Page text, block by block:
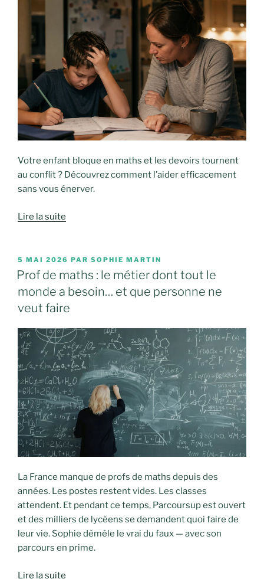
Votre enfant bloque en maths et les devoirs tournent
au conflit ? Découvrez comment l’aider efficacement
sans vous énerver.
Lire la suite
PUBLIÉ
LE
5 MAI 2026 PAR SOPHIE MARTIN
Prof de maths : le métier dont tout le
monde a besoin… et que personne ne
veut faire
La France manque de profs de maths depuis des
années. Les postes restent vides. Les classes
attendent. Et pendant ce temps, Parcoursup est ouvert
et des milliers de lycéens se demandent quoi faire de
leur vie. Sophie démêle le vrai du faux — avec son
parcours en prime.
Lire la suite